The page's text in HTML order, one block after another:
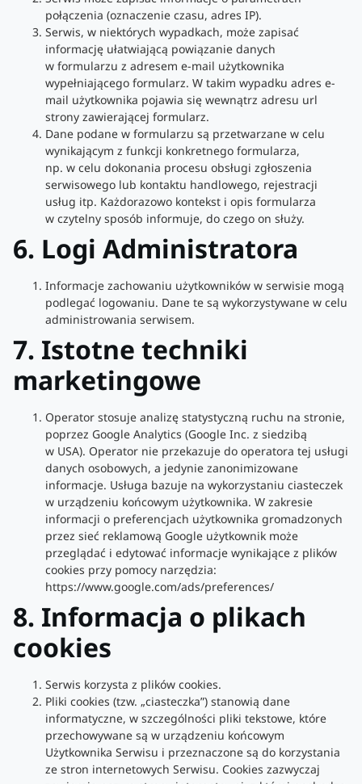
połączenia (oznaczenie czasu, adres IP).
Serwis, w niektórych wypadkach, może zapisać
informację ułatwiającą powiązanie danych
w formularzu z adresem e-mail użytkownika
wypełniającego formularz. W takim wypadku adres e-
mail użytkownika pojawia się wewnątrz adresu url
strony zawierającej formularz.
Dane podane w formularzu są przetwarzane w celu
wynikającym z funkcji konkretnego formularza,
np. w celu dokonania procesu obsługi zgłoszenia
serwisowego lub kontaktu handlowego, rejestracji
usług itp. Każdorazowo kontekst i opis formularza
w czytelny sposób informuje, do czego on służy.
6. Logi Administratora
Informacje zachowaniu użytkowników w serwisie mogą
podlegać logowaniu. Dane te są wykorzystywane w celu
administrowania serwisem.
7. Istotne techniki
marketingowe
Operator stosuje analizę statystyczną ruchu na stronie,
poprzez Google Analytics (Google Inc. z siedzibą
w USA). Operator nie przekazuje do operatora tej usługi
danych osobowych, a jedynie zanonimizowane
informacje. Usługa bazuje na wykorzystaniu ciasteczek
w urządzeniu końcowym użytkownika. W zakresie
informacji o preferencjach użytkownika gromadzonych
przez sieć reklamową Google użytkownik może
przeglądać i edytować informacje wynikające z plików
cookies przy pomocy narzędzia:
https://www.google.com/ads/preferences/
8. Informacja o plikach
cookies
Serwis korzysta z plików cookies.
Pliki cookies (tzw. „ciasteczka”) stanowią dane
informatyczne, w szczególności pliki tekstowe, które
przechowywane są w urządzeniu końcowym
Użytkownika Serwisu i przeznaczone są do korzystania
ze stron internetowych Serwisu. Cookies zazwyczaj